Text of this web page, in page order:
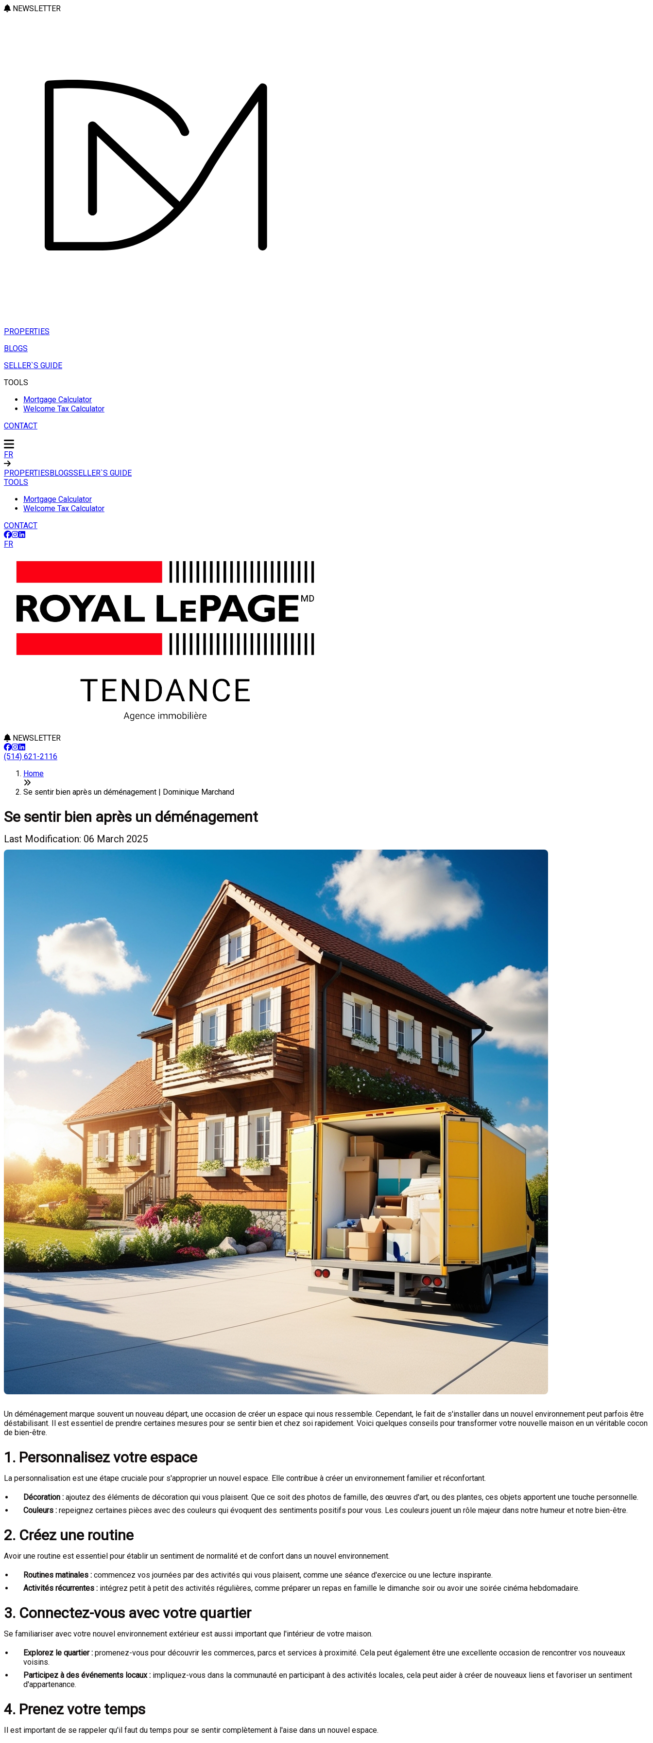
NEWSLETTER
PROPERTIES
BLOGS
SELLER`S GUIDE
TOOLS
Mortgage Calculator
Welcome Tax Calculator
CONTACT
FR
PROPERTIESBLOGSSELLER`S GUIDE
TOOLS
Mortgage Calculator
Welcome Tax Calculator
CONTACT
FR
NEWSLETTER
(514) 621-2116
Home
Se sentir bien après un déménagement | Dominique Marchand
Se sentir bien après un déménagement
Last Modification: 06 March 2025
Un déménagement marque souvent un nouveau départ, une occasion de créer un espace qui nous ressemble. Cependant, le fait de s'installer dans un nouvel environnement peut parfois être
déstabilisant. Il est essentiel de prendre certaines mesures pour se sentir bien et chez soi rapidement. Voici quelques conseils pour transformer votre nouvelle maison en un véritable cocon
de bien-être.
1. Personnalisez votre espace
La personnalisation est une étape cruciale pour s'approprier un nouvel espace. Elle contribue à créer un environnement familier et réconfortant.
Décoration : ajoutez des éléments de décoration qui vous plaisent. Que ce soit des photos de famille, des œuvres d'art, ou des plantes, ces objets apportent une touche personnelle.
Couleurs : repeignez certaines pièces avec des couleurs qui évoquent des sentiments positifs pour vous. Les couleurs jouent un rôle majeur dans notre humeur et notre bien-être.
2. Créez une routine
Avoir une routine est essentiel pour établir un sentiment de normalité et de confort dans un nouvel environnement.
Routines matinales : commencez vos journées par des activités qui vous plaisent, comme une séance d'exercice ou une lecture inspirante.
Activités récurrentes : intégrez petit à petit des activités régulières, comme préparer un repas en famille le dimanche soir ou avoir une soirée cinéma hebdomadaire.
3. Connectez-vous avec votre quartier
Se familiariser avec votre nouvel environnement extérieur est aussi important que l'intérieur de votre maison.
Explorez le quartier : promenez-vous pour découvrir les commerces, parcs et services à proximité. Cela peut également être une excellente occasion de rencontrer vos nouveaux
voisins.
Participez à des événements locaux : impliquez-vous dans la communauté en participant à des activités locales, cela peut aider à créer de nouveaux liens et favoriser un sentiment
d'appartenance.
4. Prenez votre temps
Il est important de se rappeler qu'il faut du temps pour se sentir complètement à l'aise dans un nouvel espace.